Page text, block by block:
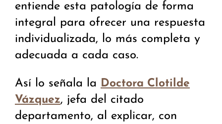
entiende esta patología de forma
integral para ofrecer una respuesta
individualizada, lo más completa y
adecuada a cada caso.
Así lo señala la Doctora Clotilde
Vázquez, jefa del citado
departamento, al explicar, con